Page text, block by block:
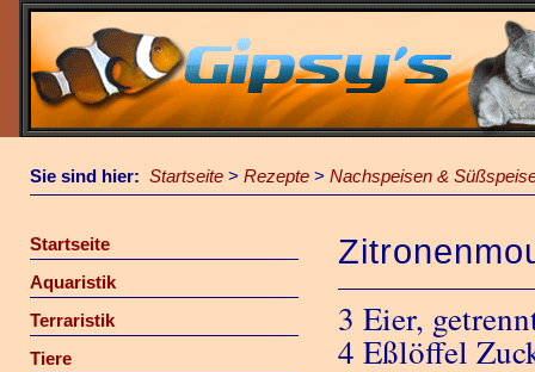
Sie sind hier: Startseite > Rezepte > Nachspeisen &
Startseite
Aquaristik
Terraristik
Tiere
3 Eier,
4 Eßlöffel